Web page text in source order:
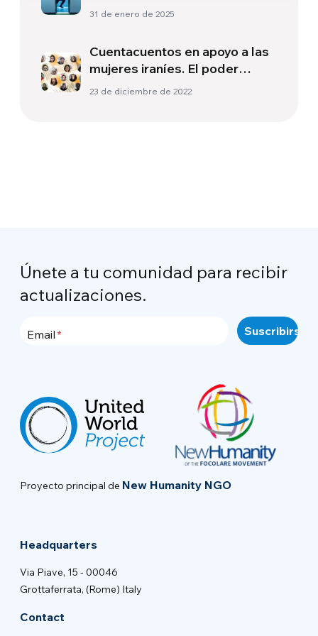
la serie de televisión
31 de enero de 2025
Cuentacuentos en apoyo a las
mujeres iraníes. El poder
salvador de la palabra
23 de diciembre de 2022
Únete a tu comunidad para recibir
actualizaciones.
Email
Proyecto principal de New Humanity NGO
Headquarters
Via Piave, 15 - 00046
Grottaferrata, (Rome) Italy
Contact